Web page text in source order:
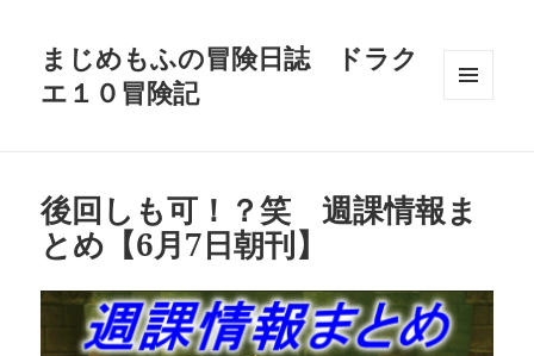
まじめもふの冒険日誌 ドラク
エ１０冒険記
後回しも可！？笑 週課情報ま
とめ【6月7日朝刊】